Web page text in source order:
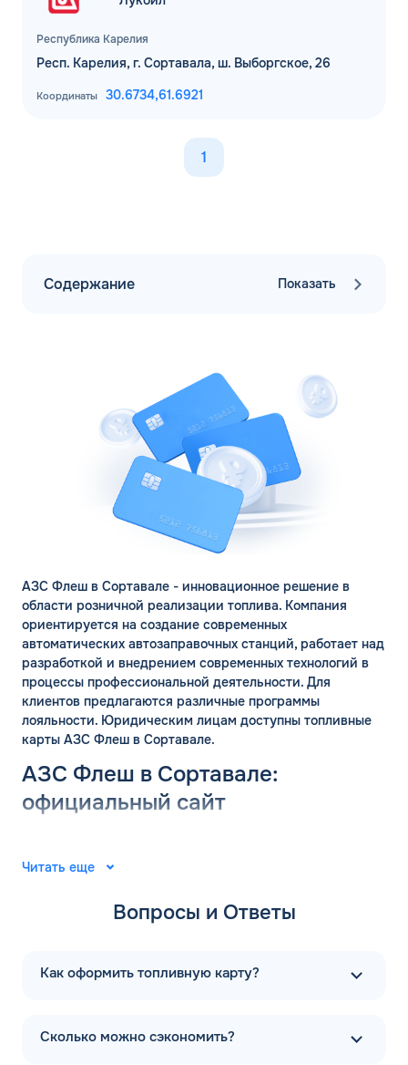
Республика Карелия
Респ. Карелия, г. Сортавала, ш. Выборгское, 26
Координаты 30.6734,61.6921
1
Содержание Показать
АЗС Флеш в Сортавале - инновационное решение в
области розничной реализации топлива. Компания
ориентируется на создание современных
автоматических автозаправочных станций, работает над
разработкой и внедрением современных технологий в
процессы профессиональной деятельности. Для
клиентов предлагаются различные программы
лояльности. Юридическим лицам доступны топливные
карты АЗС Флеш в Сортавале.
АЗС Флеш в Сортавале:
официальный сайт
2008 году. Специалисты разработали и внедрили
автоматические автозаправочные станции на
выпущены для АЗС “Газпром”. В последующие годы
Первая заправочная станция под названием АЗС Флеш в
Сортавале Республики Карелия появилась в 2015 году.
ввод новейшего инновационного решения -
Читать еще
Вопросы и Ответы
Как оформить топливную карту?
Сколько можно сэкономить?
ЗАКАЗАТЬ
ОБРАТНЫЙ ЗВОНОК
Телефон*
Email*
Комментарий
Спасибо! Ваша заявка принята.
Мы свяжемся с Вами в ближайшее
ОК